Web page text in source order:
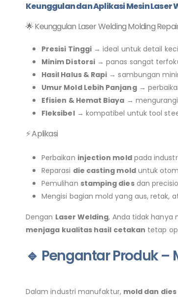
Keunggulan dan Aplikasi Mesin Laser
🌟 Keunggulan Laser Welding Molding
Presisi Tinggi→ ideal untuk detail
Minim Distorsi→ panas sangat
Hasil Halus & Rapi → sambungan
Umur Mold Lebih Panjang→
Efisien & Hemat Biaya →
Fleksibel→ kompatibel untuk tool
⚡ Aplikasi
Perbaikan injection moldpada
Reparasi die casting molduntuk
Pemulihan stamping diesdan
Mengisi bagian mold yang aus, retak,
Dengan Laser Welding, Anda tidak hanya
menjaga kualitas hasil cetakan tetap
🔹 Pengantar Produk –
Dalam industri manufaktur, mold dan dies